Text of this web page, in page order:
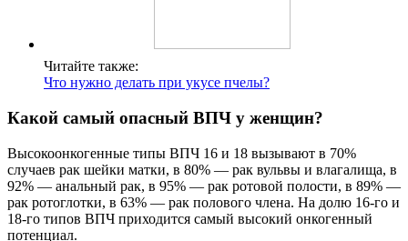
Читайте также:
Что нужно делать при укусе пчелы?
Какой самый опасный ВПЧ у женщин?
Высокоонкогенные типы ВПЧ 16 и 18 вызывают в 70%
случаев рак шейки матки, в 80% — рак вульвы и влагалища, в
92% — анальный рак, в 95% — рак ротовой полости, в 89% —
рак ротоглотки, в 63% — рак полового члена. На долю 16-го и
18-го типов ВПЧ приходится самый высокий онкогенный
потенциал.